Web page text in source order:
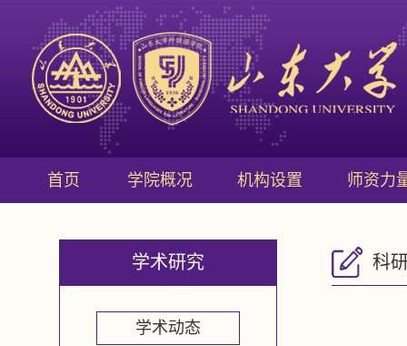
首页 学院概况 机构设置 师资力
学术研究
学术动态
科